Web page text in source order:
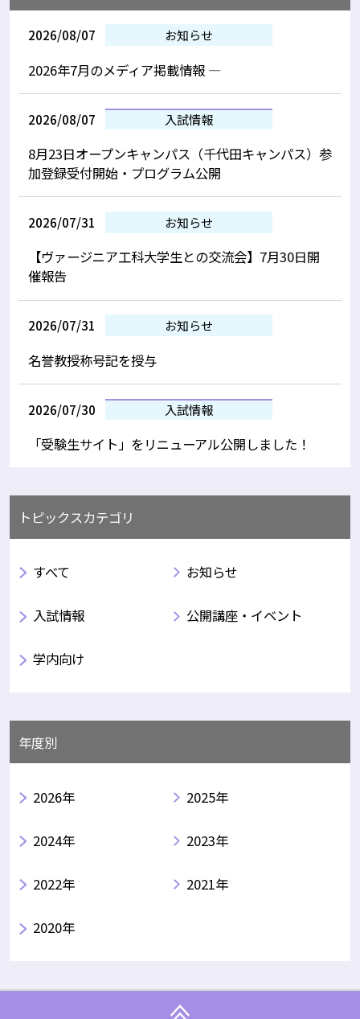
2026/08/07 お知らせ
2026年7月のメディア掲載情報 —
2026/08/07 入試情報
8月23日オープンキャンパス（千代田キャンパス）参
加登録受付開始・プログラム公開
2026/07/31 お知らせ
【ヴァージニア工科大学生との交流会】7月30日開
催報告
2026/07/31 お知らせ
名誉教授称号記を授与
2026/07/30 入試情報
「受験生サイト」をリニューアル公開しました！
トピックスカテゴリ
すべて お知らせ
入試情報 公開講座・イベント
学内向け
年度別
2026年 2025年
2024年 2023年
2022年 2021年
2020年